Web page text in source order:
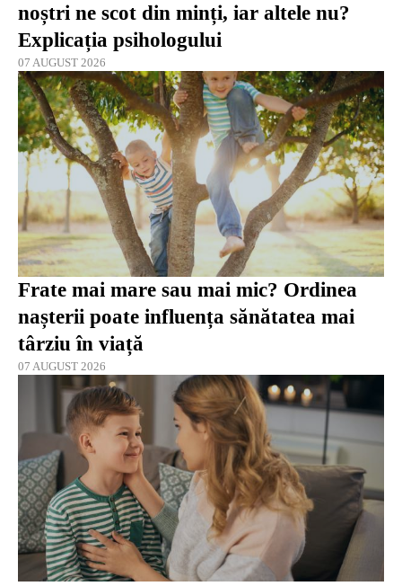
noștri ne scot din minți, iar altele nu?
Explicația psihologului
07 AUGUST 2026
Frate mai mare sau mai mic? Ordinea
nașterii poate influența sănătatea mai
târziu în viață
07 AUGUST 2026